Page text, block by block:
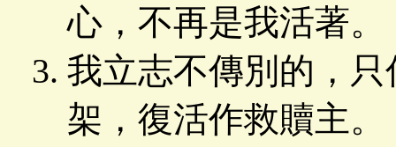
心，不再是我活著。
我立志不傳別的，
架，復活作救贖主。